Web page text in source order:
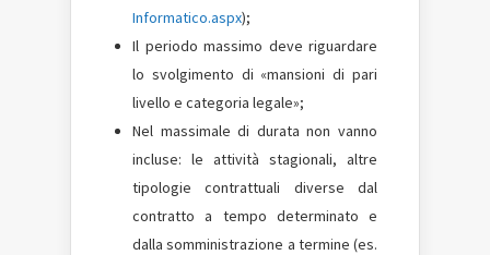
Informatico.aspx);
Il periodo massimo deve riguardare
lo svolgimento di «mansioni di pari
livello e categoria legale»;
Nel massimale di durata non vanno
incluse: le attività stagionali, altre
tipologie contrattuali diverse dal
contratto a tempo determinato e
dalla somministrazione a termine (es.